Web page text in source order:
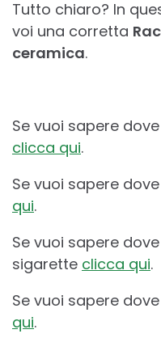
Tutto chiaro? In
voi una corretta
ceramica.
Se vuoi sapere
clicca qui.
Se vuoi sapere
qui.
Se vuoi sapere
sigarette clicca qui.
Se vuoi sapere
qui.